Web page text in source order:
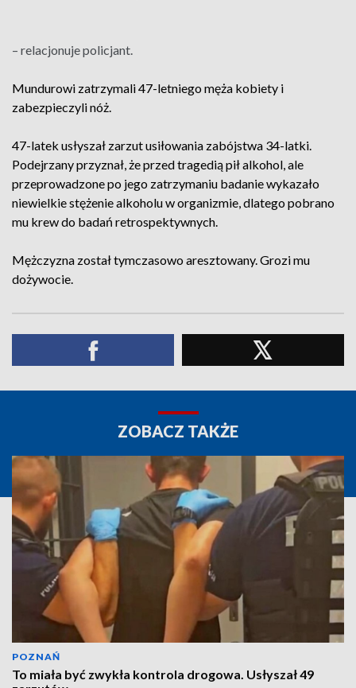
– relacjonuje policjant.
Mundurowi zatrzymali 47-letniego męża kobiety i
zabezpieczyli nóż.
47-latek usłyszał zarzut usiłowania zabójstwa 34-latki.
Podejrzany przyznał, że przed tragedią pił alkohol, ale
przeprowadzone po jego zatrzymaniu badanie wykazało
niewielkie stężenie alkoholu w organizmie, dlatego pobrano
mu krew do badań retrospektywnych.
Mężczyzna został tymczasowo aresztowany. Grozi mu
dożywocie.
ZOBACZ TAKŻE
POZNAŃ
To miała być zwykła kontrola drogowa. Usłyszał 49